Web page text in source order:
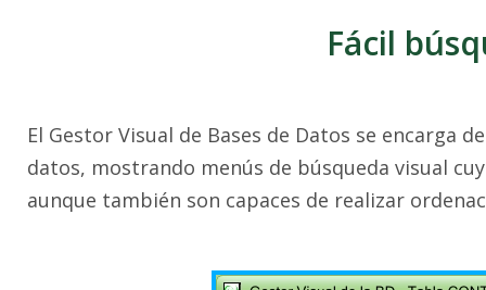
Fácil
El Gestor Visual de Bases de Datos se encarga
datos, mostrando menús de búsqueda visual
aunque también son capaces de realizar